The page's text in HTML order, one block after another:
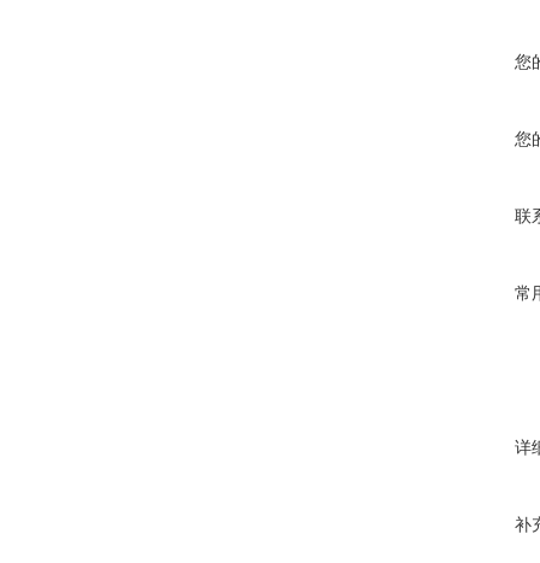
您
您
联
常
详
补